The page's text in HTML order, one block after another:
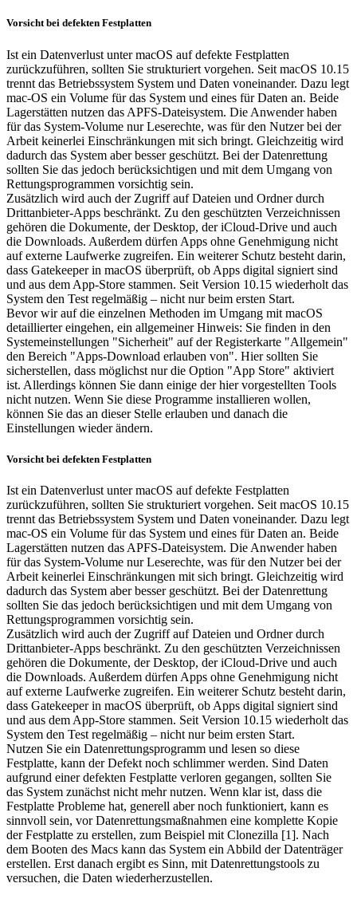
Vorsicht bei defekten Festplatten
Ist ein Datenverlust unter macOS auf defekte Festplatten
zurückzuführen, sollten Sie strukturiert vorgehen. Seit macOS 10.15
trennt das Betriebssystem System und Daten voneinander. Dazu legt
mac-OS ein Volume für das System und eines für Daten an. Beide
Lagerstätten nutzen das APFS-Dateisystem. Die Anwender haben
für das System-Volume nur Leserechte, was für den Nutzer bei der
Arbeit keinerlei Einschränkungen mit sich bringt. Gleichzeitig wird
dadurch das System aber besser geschützt. Bei der Datenrettung
sollten Sie das jedoch berücksichtigen und mit dem Umgang von
Rettungsprogrammen vorsichtig sein.
Zusätzlich wird auch der Zugriff auf Dateien und Ordner durch
Drittanbieter-Apps beschränkt. Zu den geschützten Verzeichnissen
gehören die Dokumente, der Desktop, der iCloud-Drive und auch
die Downloads. Außerdem dürfen Apps ohne Genehmigung nicht
auf externe Laufwerke zugreifen. Ein weiterer Schutz besteht darin,
dass Gatekeeper in macOS überprüft, ob Apps digital signiert sind
und aus dem App-Store stammen. Seit Version 10.15 wiederholt das
System den Test regelmäßig – nicht nur beim ersten Start.
Bevor wir auf die einzelnen Methoden im Umgang mit macOS
detaillierter eingehen, ein allgemeiner Hinweis: Sie finden in den
Systemeinstellungen "Sicherheit" auf der Registerkarte "Allgemein"
den Bereich "Apps-Download erlauben von". Hier sollten Sie
sicherstellen, dass möglichst nur die Option "App Store" aktiviert
ist. Allerdings können Sie dann einige der hier vorgestellten Tools
nicht nutzen. Wenn Sie diese Programme installieren wollen,
können Sie das an dieser Stelle erlauben und danach die
Einstellungen wieder ändern.
Vorsicht bei defekten Festplatten
Ist ein Datenverlust unter macOS auf defekte Festplatten
zurückzuführen, sollten Sie strukturiert vorgehen. Seit macOS 10.15
trennt das Betriebssystem System und Daten voneinander. Dazu legt
mac-OS ein Volume für das System und eines für Daten an. Beide
Lagerstätten nutzen das APFS-Dateisystem. Die Anwender haben
für das System-Volume nur Leserechte, was für den Nutzer bei der
Arbeit keinerlei Einschränkungen mit sich bringt. Gleichzeitig wird
dadurch das System aber besser geschützt. Bei der Datenrettung
sollten Sie das jedoch berücksichtigen und mit dem Umgang von
Rettungsprogrammen vorsichtig sein.
Zusätzlich wird auch der Zugriff auf Dateien und Ordner durch
Drittanbieter-Apps beschränkt. Zu den geschützten Verzeichnissen
gehören die Dokumente, der Desktop, der iCloud-Drive und auch
die Downloads. Außerdem dürfen Apps ohne Genehmigung nicht
auf externe Laufwerke zugreifen. Ein weiterer Schutz besteht darin,
dass Gatekeeper in macOS überprüft, ob Apps digital signiert sind
und aus dem App-Store stammen. Seit Version 10.15 wiederholt das
System den Test regelmäßig – nicht nur beim ersten Start.
Nutzen Sie ein Datenrettungsprogramm und lesen so diese
Festplatte, kann der Defekt noch schlimmer werden. Sind Daten
aufgrund einer defekten Festplatte verloren gegangen, sollten Sie
das System zunächst nicht mehr nutzen. Wenn klar ist, dass die
Festplatte Probleme hat, generell aber noch funktioniert, kann es
sinnvoll sein, vor Datenrettungsmaßnahmen eine komplette Kopie
der Festplatte zu erstellen, zum Beispiel mit Clonezilla [1]. Nach
dem Booten des Macs kann das System ein Abbild der Datenträger
erstellen. Erst danach ergibt es Sinn, mit Datenrettungstools zu
versuchen, die Daten wiederherzustellen.